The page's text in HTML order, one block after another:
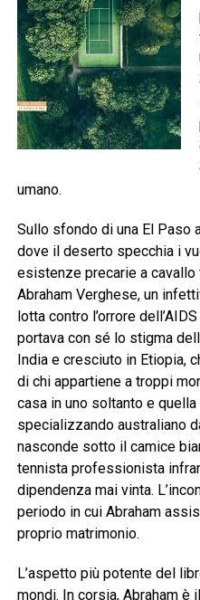
umano.
Sullo sfondo di una El Paso
dove il deserto specchia i
esistenze precarie a cavallo
Abraham Verghese, un
lotta contro l’orrore
portava con sé lo stigma
India e cresciuto in Etiopia,
di chi appartiene a troppi
casa in uno soltanto e
specializzando australiano
nasconde sotto il camice
tennista professionista
dipendenza mai vinta.
periodo in cui Abraham
proprio matrimonio.
L’aspetto più potente del
mondi. In corsia, Abraham è